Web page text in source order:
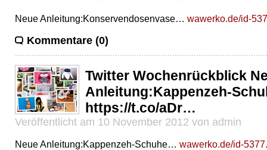
Neue Anleitung:Konservendosenvase… wawerko.de/id-
Kommentare (0)
Twitter Wochenrückblick
Anleitung:Kappenzeh-
https://t.co/aDr…
Veröffentlicht am 10 November 2012 von admin
Neue Anleitung:Kappenzeh-Schuhe… wawerko.de/id-